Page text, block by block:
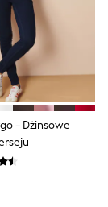
- Dżinsowe